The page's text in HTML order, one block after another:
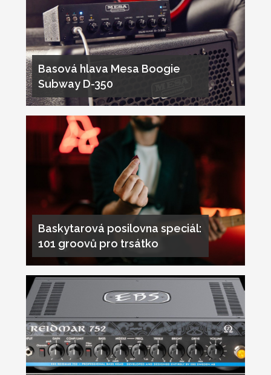
Basová hlava Mesa Boogie
Subway D-350
Baskytarová posilovna speciál:
101 groovů pro trsátko